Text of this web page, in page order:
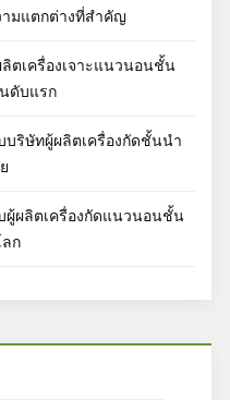
ามแตกต่างที่สำคัญ
ตเครื่องเจาะแนวนอนชั้น
ดับแรก
บริษัทผู้ผลิตเครื่องกัดชั้นนำ
ผู้ผลิตเครื่องกัดแนวนอนชั้น
ก